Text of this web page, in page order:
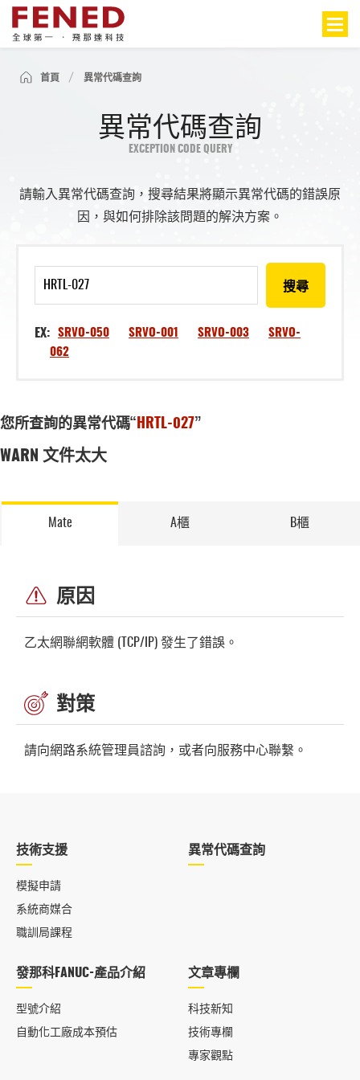
首頁 異常代碼查詢
異常代碼查詢
EXCEPTION CODE QUERY
請輸入異常代碼查詢，搜尋結果將顯示異常代碼的錯誤原
因，與如何排除該問題的解決方案。
搜尋
EX: SRVO-050 SRVO-001 SRVO-003
SRVO-
062
您所查詢的異常代碼“ HRTL-027”
WARN 文件太大
Mate A櫃 B櫃
原因
乙太網聯網軟體 (TCP/IP) 發生了錯誤。
對策
請向網路系統管理員諮詢，或者向服務中心聯繫。
技術支援
模擬申請
系統商媒合
職訓局課程
異常代碼查詢
發那科FANUC-產品介紹
型號介紹
自動化工廠成本預估
文章專欄
科技新知
技術專欄
專家觀點